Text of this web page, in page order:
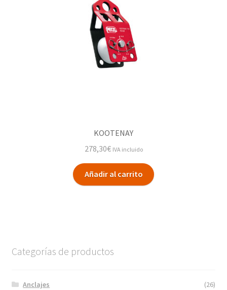
KOOTENAY
278,30€ IVA incluido
Añadir al carrito
Categorías de productos
Anclajes
(26)